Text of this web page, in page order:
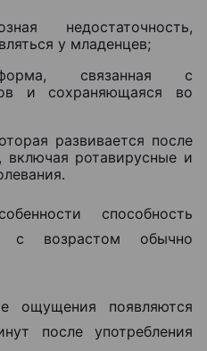
недостаточность,
у младенцев;
форма, связанная с
и сохраняющаяся во
развивается после
ротавирусные и
способность
с возрастом обычно
ощущения появляются
после употребления